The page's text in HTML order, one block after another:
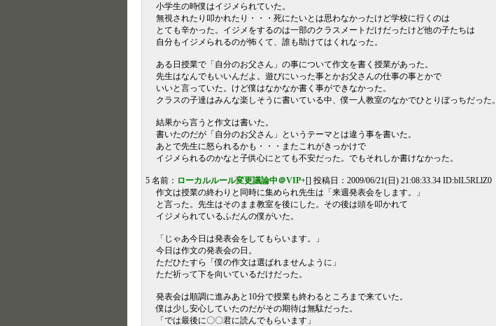
小学生の時僕はイジメられていた。
無視されたり叩かれたり・・・死にたいとは思わなかったけど学校に行くのは
とても辛かった。イジメをするのは一部のクラスメートだけだったけど他の子たちは
自分もイジメられるのが怖くて、誰も助けてはくれなった。
ある日授業で「自分のお父さん」の事について作文を書く授業があった。
先生はなんでもいいんだよ。遊びにいった事とかお父さんの仕事の事とかで
いいと言っていた。けど僕はなかなか書く事ができなかった。
クラスの子達はみんな楽しそうに書いている中、僕一人教室のなかでひとりぼっちだった。
結果から言うと作文は書いた。
書いたのだが「自分のお父さん」というテーマとは違う事を書いた。
あとで先生に怒られるかも・・・またこれがきっかけで
イジメられるのかなと子供心にとても不安だった。でもそれしか書けなかった。
5 名前： ローカルルール変更議論中＠VIP+[] 投稿日：2009/06/21(日) 21:08:33.34 ID:bIL5RLlZ0
作文は授業の終わりと同時に集められ先生は「来週発表会をします。」
と言った。先生はそのまま教室を後にした。その後は頭を叩かれて
イジメられているふだんの僕がいた。
「じゃあ今日は発表会をしてもらいます。」
今日は作文の発表会の日。
ただひたすら「僕の作文は選ばれませんように」
ただ祈って下を向いているだけだった。
発表会は順調に進みあと10分で授業も終わるところまで来ていた。
僕は少し安心していたのだがその期待は無駄だった。
「では最後に〇〇君に読んでもらいます」